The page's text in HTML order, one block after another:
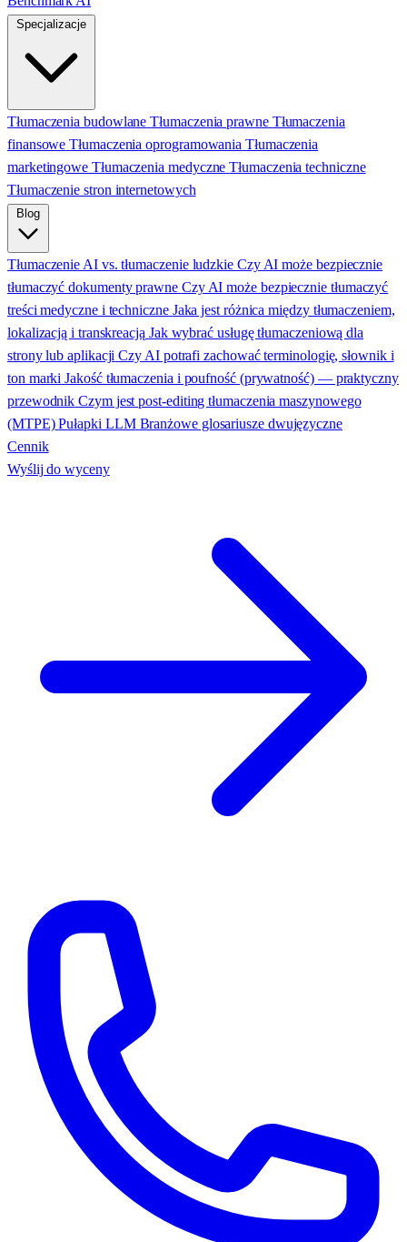
Tłumaczenia budowlane Tłumaczenia prawne Tłumaczenia
finansowe Tłumaczenia oprogramowania Tłumaczenia
marketingowe Tłumaczenia medyczne Tłumaczenia techniczne
Tłumaczenie stron internetowych
Tłumaczenie AI vs. tłumaczenie ludzkie Czy AI może bezpiecznie
tłumaczyć dokumenty prawne Czy AI może bezpiecznie tłumaczyć
treści medyczne i techniczne Jaka jest różnica między tłumaczeniem,
lokalizacją i transkreacją Jak wybrać usługę tłumaczeniową dla
strony lub aplikacji Czy AI potrafi zachować terminologię, słownik i
ton marki Jakość tłumaczenia i poufność (prywatność) — praktyczny
przewodnik Czym jest post-editing tłumaczenia maszynowego
(MTPE) Pułapki LLM Branżowe glosariusze dwujęzyczne
Cennik
Wyślij do wyceny